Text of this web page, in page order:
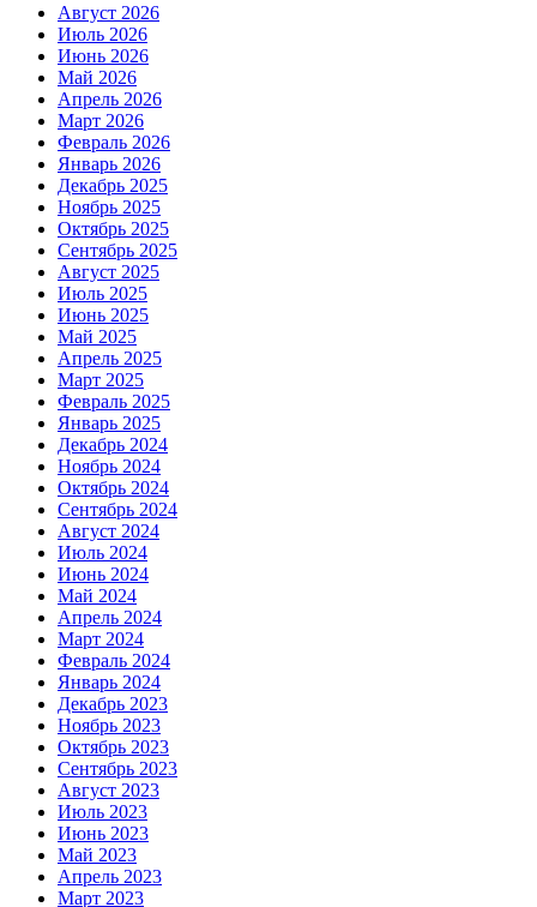
Август 2026
Июль 2026
Июнь 2026
Май 2026
Апрель 2026
Март 2026
Февраль 2026
Январь 2026
Декабрь 2025
Ноябрь 2025
Октябрь 2025
Сентябрь 2025
Август 2025
Июль 2025
Июнь 2025
Май 2025
Апрель 2025
Март 2025
Февраль 2025
Январь 2025
Декабрь 2024
Ноябрь 2024
Октябрь 2024
Сентябрь 2024
Август 2024
Июль 2024
Июнь 2024
Май 2024
Апрель 2024
Март 2024
Февраль 2024
Январь 2024
Декабрь 2023
Ноябрь 2023
Октябрь 2023
Сентябрь 2023
Август 2023
Июль 2023
Июнь 2023
Май 2023
Апрель 2023
Март 2023